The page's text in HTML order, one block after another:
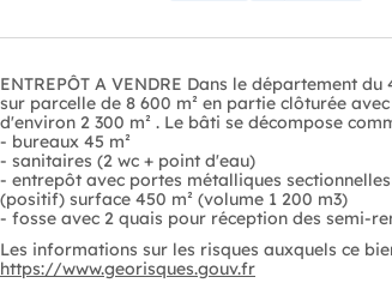
ENTREPÔT A VENDRE Dans le département
sur parcelle de 8 600 m² en partie clôturée
d'environ 2 300 m² . Le bâti se décompose
- bureaux 45 m²
- sanitaires (2 wc + point d'eau)
- entrepôt avec portes métalliques
(positif) surface 450 m² (volume 1 200 m3)
- fosse avec 2 quais pour réception des semi-
Les informations sur les risques auxquels ce
https://www.georisques.gouv.fr